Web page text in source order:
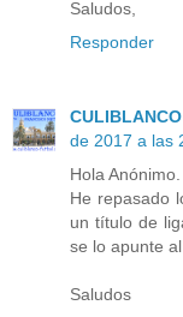
Saludos,
Responder
de 2017 a las
Hola
He repasado
un título de
se lo apunte
Saludos